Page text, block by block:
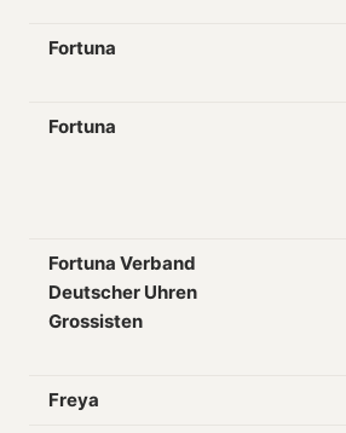
Fortuna
Fortuna
Fortuna Verband
Deutscher Uhren
Grossisten
Freya